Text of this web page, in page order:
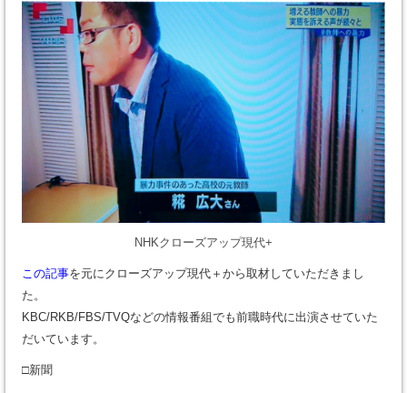
NHKクローズアップ現代+
この記事を元にクローズアップ現代＋から取材していただきまし
た。
KBC/RKB/FBS/TVQなどの情報番組でも前職時代に出演させていた
だいています。
□新聞